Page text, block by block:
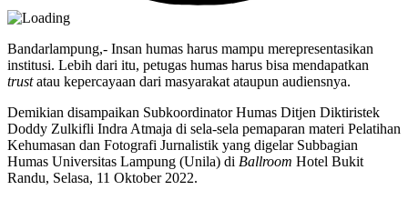
Bandarlampung,- Insan humas harus mampu merepresentasikan
institusi. Lebih dari itu, petugas humas harus bisa mendapatkan
trustatau kepercayaan dari masyarakat ataupun audiensnya.
Demikian disampaikan Subkoordinator Humas Ditjen Diktiristek
Doddy Zulkifli Indra Atmaja di sela-sela pemaparan materi Pelatihan
Kehumasan dan Fotografi Jurnalistik yang digelar Subbagian
Humas Universitas Lampung (Unila) di Ballroom Hotel Bukit
Randu, Selasa, 11 Oktober 2022.